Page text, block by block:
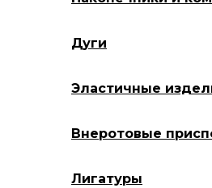
Дуги
Эластичные
Внеротовые
Лигатуры